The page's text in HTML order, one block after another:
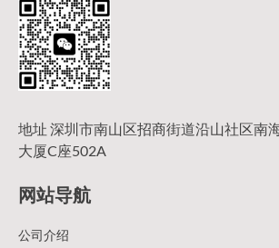
地址 深圳市南山区招商街道沿山社区南
大厦C座502A
网站导航
公司介绍